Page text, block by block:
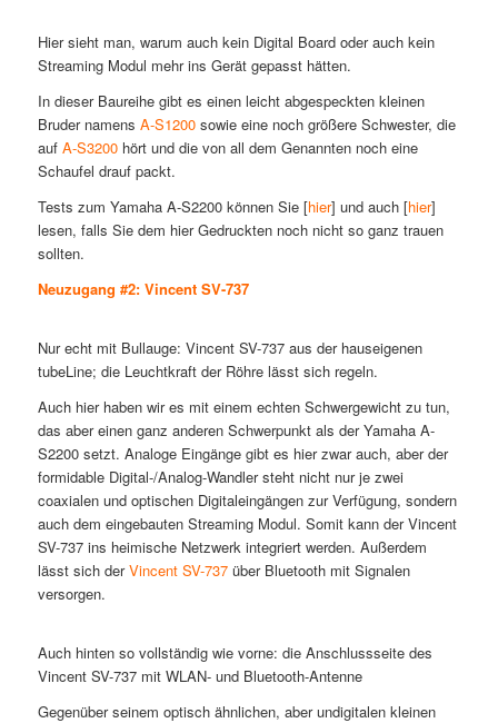
Hier sieht man, warum auch kein Digital Board oder auch kein
Streaming Modul mehr ins Gerät gepasst hätten.
In dieser Baureihe gibt es einen leicht abgespeckten kleinen
Bruder namens A-S1200sowie eine noch größere Schwester, die
auf A-S3200hört und die von all dem Genannten noch eine
Schaufel drauf packt.
Tests zum Yamaha A-S2200 können Sie [hier] und auch [hier]
lesen, falls Sie dem hier Gedruckten noch nicht so ganz trauen
sollten.
Neuzugang #2: Vincent SV-737
Nur echt mit Bullauge: Vincent SV-737 aus der hauseigenen
tubeLine; die Leuchtkraft der Röhre lässt sich regeln.
Auch hier haben wir es mit einem echten Schwergewicht zu tun,
das aber einen ganz anderen Schwerpunkt als der Yamaha A-
S2200 setzt. Analoge Eingänge gibt es hier zwar auch, aber der
formidable Digital-/Analog-Wandler steht nicht nur je zwei
coaxialen und optischen Digitaleingängen zur Verfügung, sondern
auch dem eingebauten Streaming Modul. Somit kann der Vincent
SV-737 ins heimische Netzwerk integriert werden. Außerdem
lässt sich derVincent SV-737über Bluetooth mit Signalen
versorgen.
Auch hinten so vollständig wie vorne: die Anschlussseite des
Vincent SV-737 mit WLAN- und Bluetooth-Antenne
Gegenüber seinem optisch ähnlichen, aber undigitalen kleinen